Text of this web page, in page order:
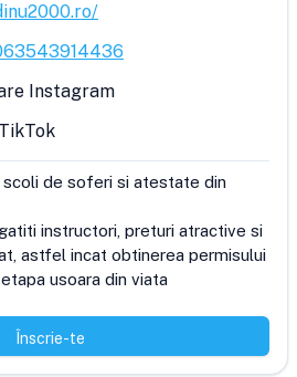
Instagram
scoli de soferi si atestate din
instructori, preturi atractive si
astfel incat obtinerea permisului
usoara din viata
Înscrie-te